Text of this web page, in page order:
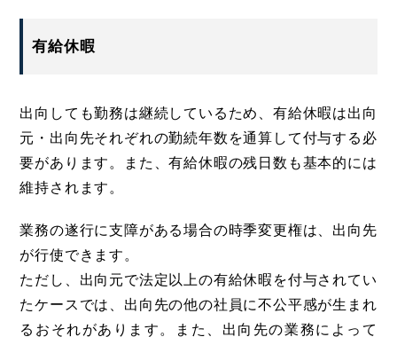
有給休暇
出向しても勤務は継続しているため、有給休暇は出向
元・出向先それぞれの勤続年数を通算して付与する必
要があります。また、有給休暇の残日数も基本的には
維持されます。
業務の遂行に支障がある場合の時季変更権は、出向先
が行使できます。
ただし、出向元で法定以上の有給休暇を付与されてい
たケースでは、出向先の他の社員に不公平感が生まれ
るおそれがあります。また、出向先の業務によって